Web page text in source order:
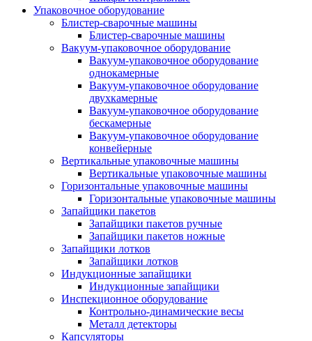
Упаковочное оборудование
Блистер-сварочные машины
Блистер-сварочные машины
Вакуум-упаковочное оборудование
Вакуум-упаковочное оборудование
однокамерные
Вакуум-упаковочное оборудование
двухкамерные
Вакуум-упаковочное оборудование
беcкамерные
Вакуум-упаковочное оборудование
конвейерные
Вертикальные упаковочные машины
Вертикальные упаковочные машины
Горизонтальные упаковочные машины
Горизонтальные упаковочные машины
Запайщики пакетов
Запайщики пакетов ручные
Запайщики пакетов ножные
Запайщики лотков
Запайщики лотков
Индукционные запайщики
Индукционные запайщики
Инспекционное оборудование
Контрольно-динамические весы
Металл детекторы
Капсуляторы